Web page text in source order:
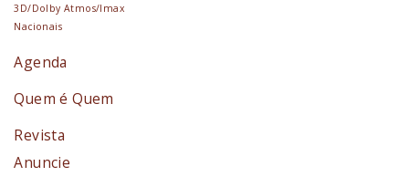
3D/Dolby Atmos/Imax
Nacionais
Agenda
Quem é Quem
Revista
Anuncie